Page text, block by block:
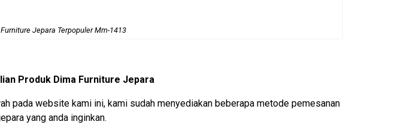
Jepara Terpopuler Mm-1413
Produk Dima Furniture Jepara
pada website kami ini, kami sudah menyediakan beberapa metode pemesanan
yang anda inginkan.